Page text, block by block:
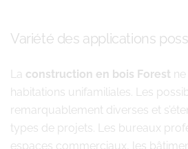
Variété des applications
La construction en bois Forest
habitations unifamiliales. Les
remarquablement diverses et
types de projets. Les bureaux
espaces commerciaux, les